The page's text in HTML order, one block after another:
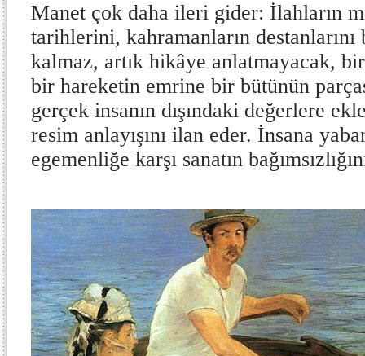
Manet çok daha ileri gider: İlahların
tarihlerini, kahramanların
kalmaz, artık hikâye anlatmayacak,
bir hareketin emrine bir bütünün
gerçek insanın dışındaki değerlere
resim anlayışını ilan eder. İnsana
egemenliğe karşı sanatın